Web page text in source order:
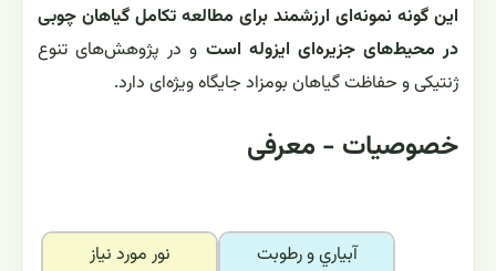
این گونه نمونه‌ای ارزشمند برای مطالعه تکامل گیاهان چوبی
در محیط‌های جزیره‌ای ایزوله است و در پژوهش‌های تنوع
ژنتیکی و حفاظت گیاهان بومزاد جایگاه ویژه‌ای دارد.
خصوصیات - معرفی
نور مورد نياز آبياري و رطوبت